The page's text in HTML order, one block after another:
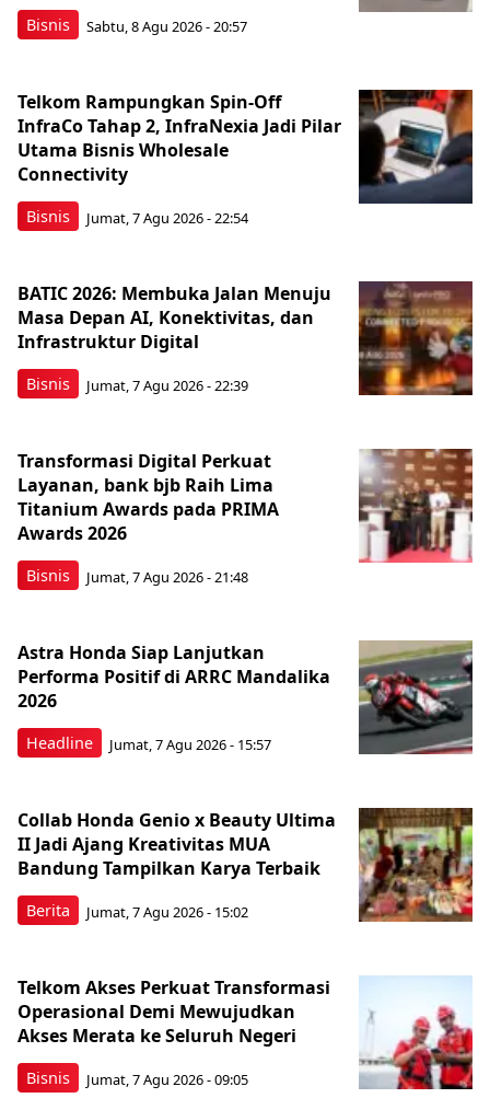
Bisnis Sabtu, 8 Agu 2026 - 20:57
Bisnis
Telkom Rampungkan Spin-Off
InfraCo Tahap 2, InfraNexia Jadi Pilar
Utama Bisnis Wholesale
Connectivity
Jumat, 7 Agu 2026 - 22:54
Bisnis
BATIC 2026: Membuka Jalan Menuju
Masa Depan AI, Konektivitas, dan
Infrastruktur Digital
Jumat, 7 Agu 2026 - 22:39
Bisnis
Transformasi Digital Perkuat
Layanan, bank bjb Raih Lima
Titanium Awards pada PRIMA
Awards 2026
Jumat, 7 Agu 2026 - 21:48
Headline
Astra Honda Siap Lanjutkan
Performa Positif di ARRC Mandalika
2026
Jumat, 7 Agu 2026 - 15:57
Berita
Collab Honda Genio x Beauty Ultima
II Jadi Ajang Kreativitas MUA
Bandung Tampilkan Karya Terbaik
Jumat, 7 Agu 2026 - 15:02
Bisnis
Telkom Akses Perkuat Transformasi
Operasional Demi Mewujudkan
Akses Merata ke Seluruh Negeri
Jumat, 7 Agu 2026 - 09:05